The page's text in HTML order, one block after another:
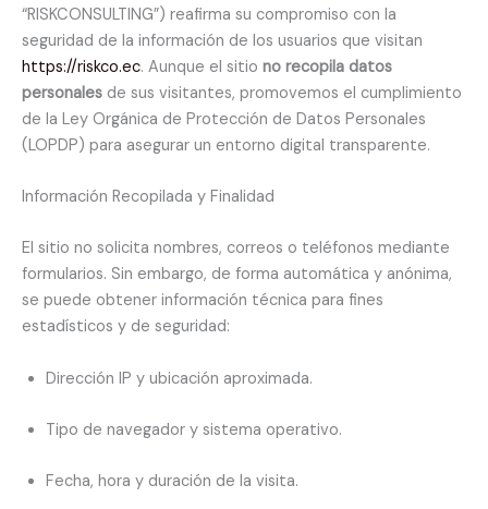
“RISKCONSULTING”) reafirma su compromiso con la
seguridad de la información de los usuarios que visitan
https://riskco.ec. Aunque el sitio no recopila datos
personales de sus visitantes, promovemos el cumplimiento
de la Ley Orgánica de Protección de Datos Personales
(LOPDP) para asegurar un entorno digital transparente.
Información Recopilada y Finalidad
El sitio no solicita nombres, correos o teléfonos mediante
formularios. Sin embargo, de forma automática y anónima,
se puede obtener información técnica para fines
estadísticos y de seguridad:
Dirección IP y ubicación aproximada.
Tipo de navegador y sistema operativo.
Fecha, hora y duración de la visita.